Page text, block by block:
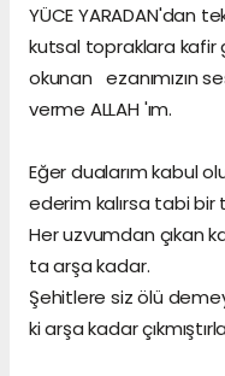
YÜCE YARADAN'dan
kutsal topraklara kafir
okunan ezanımızın
verme ALLAH 'ım.
Eğer dualarım kabul
ederim kalırsa tabi bir
Her uzvumdan çıkan
ta arşa kadar.
Şehitlere siz ölü
ki arşa kadar